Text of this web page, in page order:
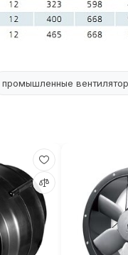
промышленные